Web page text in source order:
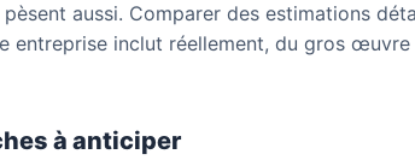
aussi. Comparer des estimations
entreprise inclut réellement, du gros
à anticiper